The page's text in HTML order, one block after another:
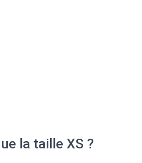
la taille XS ?